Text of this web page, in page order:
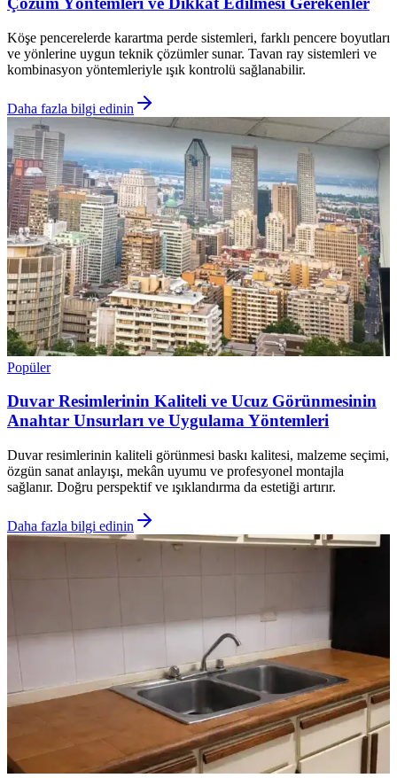
Köşe pencerelerde karartma perde sistemleri, farklı pencere boyutları
ve yönlerine uygun teknik çözümler sunar. Tavan ray sistemleri ve
kombinasyon yöntemleriyle ışık kontrolü sağlanabilir.
Daha fazla bilgi edinin
Popüler
Duvar Resimlerinin Kaliteli ve Ucuz Görünmesinin
Anahtar Unsurları ve Uygulama Yöntemleri
Duvar resimlerinin kaliteli görünmesi baskı kalitesi, malzeme seçimi,
özgün sanat anlayışı, mekân uyumu ve profesyonel montajla
sağlanır. Doğru perspektif ve ışıklandırma da estetiği artırır.
Daha fazla bilgi edinin